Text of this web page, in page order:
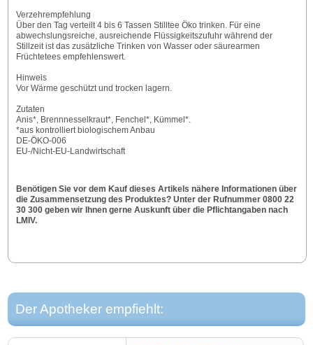
Verzehrempfehlung
Über den Tag verteilt 4 bis 6 Tassen Stilltee Öko trinken. Für eine
abwechslungsreiche, ausreichende Flüssigkeitszufuhr während der
Stillzeit ist das zusätzliche Trinken von Wasser oder säurearmen
Früchtetees empfehlenswert.
Hinweis
Vor Wärme geschützt und trocken lagern.
Zutaten
Anis*, Brennnesselkraut*, Fenchel*, Kümmel*.
*aus kontrolliert biologischem Anbau
DE-ÖKO-006
EU-/Nicht-EU-Landwirtschaft
Benötigen Sie vor dem Kauf dieses Artikels nähere Informationen über
die Zusammensetzung des Produktes? Unter der Rufnummer 0800 22
30 300 geben wir Ihnen gerne Auskunft über die Pflichtangaben nach
LMIV.
Der Apotheker empfiehlt: